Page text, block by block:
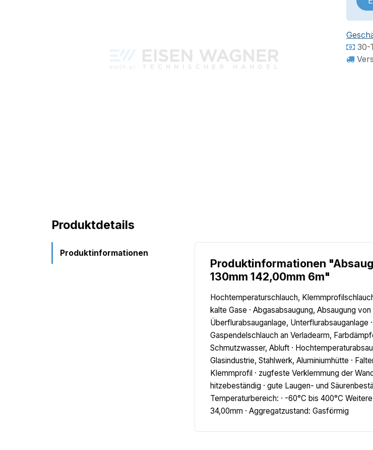
30-
Produktdetails
Produktinformationen
Produktinformationen
130mm 142,00mm 6m"
Hochtemperaturschlauch,
kalte Gase · Abgasabsaugung, Absaugung
Überflurabsauganlage,
Gaspendelschlauch an Verladearm,
Schmutzwasser, Abluft ·
Glasindustrie, Stahlwerk, Aluminiumhütte ·
Klemmprofil · zugfeste Verklemmung der
hitzebeständig · gute Laugen- und
Temperaturbereich: · -60°C bis 400°C
34,00mm · Aggregatzustand: Gasförmig